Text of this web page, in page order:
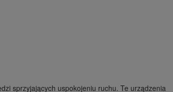
sprzyjających uspokojeniu ruchu. Te urządzenia